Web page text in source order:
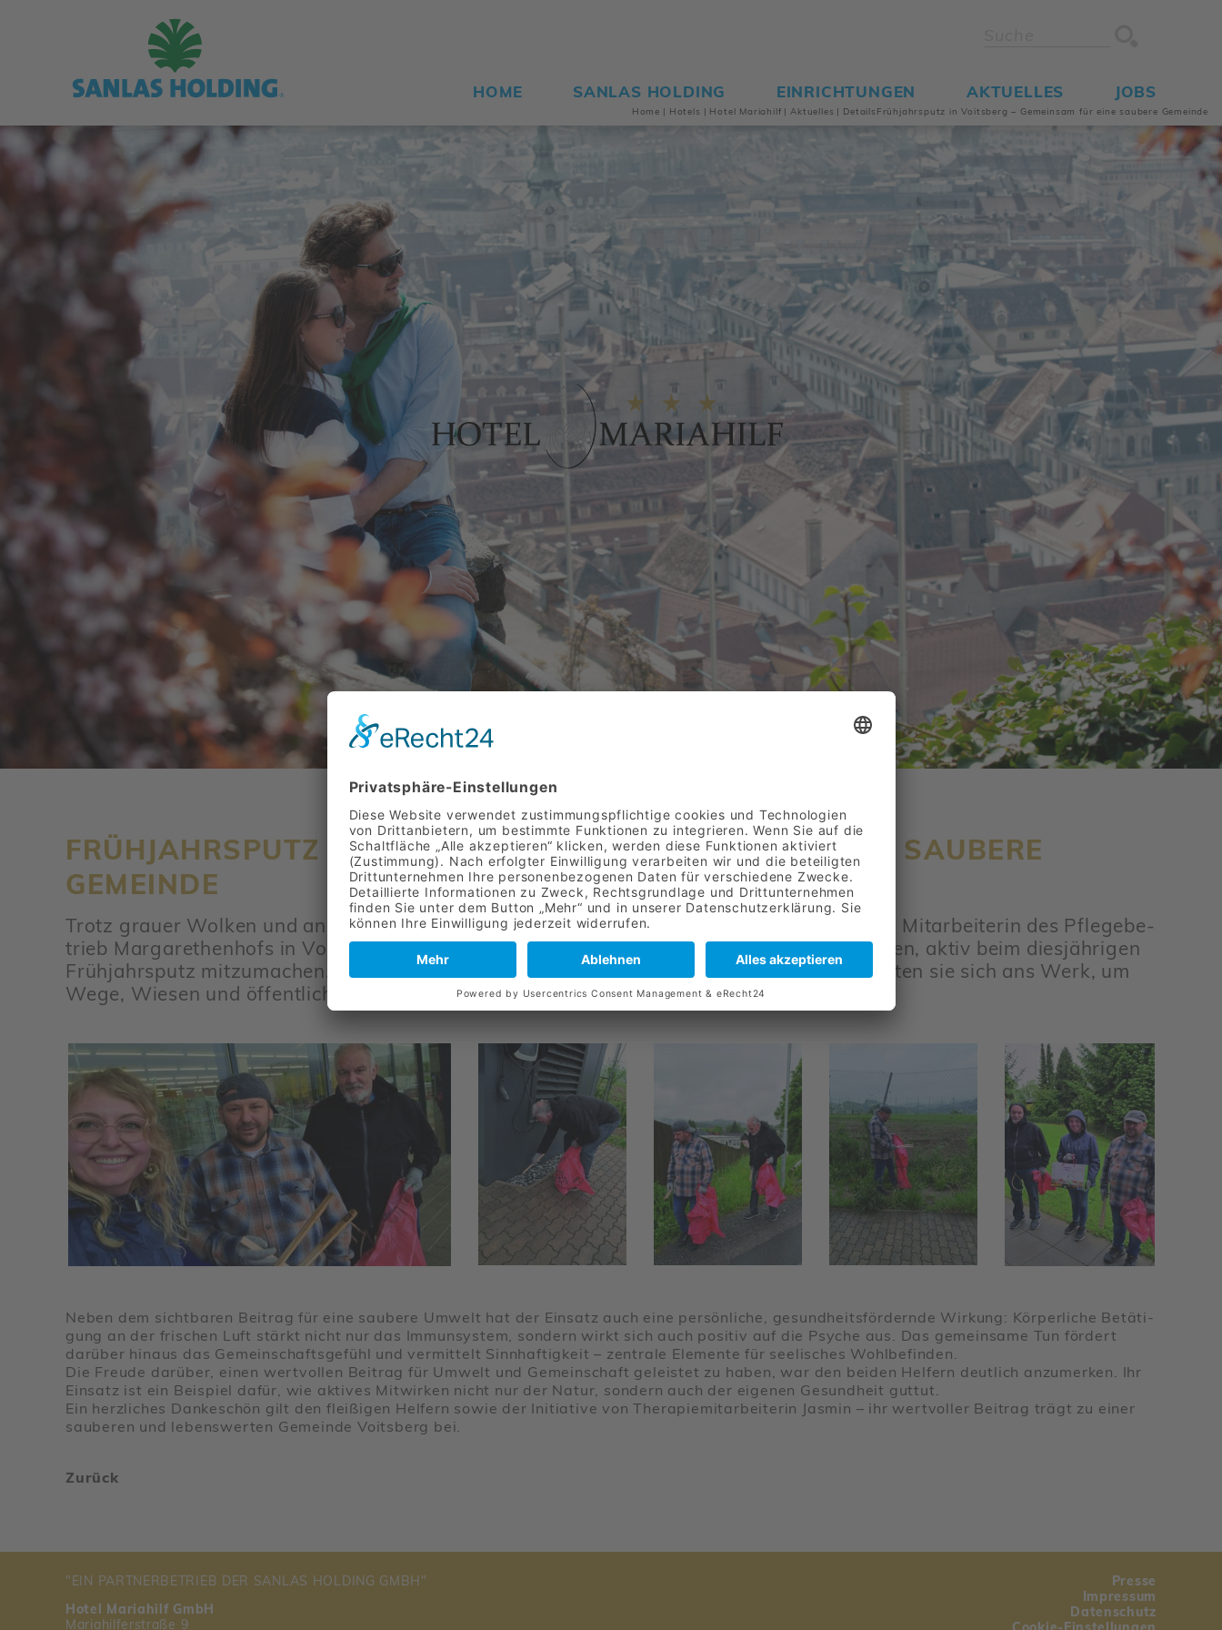
HOME SANLAS HOLDING EINRICH­TUNGEN AKTU­ELLES JOBS
Home | Hotels | Hotel Maria­hilf | Aktu­elles | DetailsFrüh­jahrs­putz in Voits­berg – Gemeinsam für eine saubere Gemeinde
FRÜH­JAHRS­PUTZ IN VOITS­BERG – GEMEINSAM FÜR EINE SAUBERE
GEMEINDE
Trotz grauer Wolken und anhal­tendem Regen ließen sich zwei tapfere Bewohner und eine Mitar­bei­terin des Pfle­ge­be­
trieb Marga­re­then­hofs in Voits­berg (ein Partner der SANLAS Holding) nicht davon abhalten, aktiv beim dies­jäh­rigen
Früh­jahrs­putz mitzu­ma­chen. Mit viel Durch­hal­te­ver­mögen und echtem Enga­ge­ment machten sie sich ans Werk, um
Wege, Wiesen und öffent­liche Plätze von Müll und Unrat zu befreien.
Neben dem sicht­baren Beitrag für eine saubere Umwelt hat der Einsatz auch eine persön­liche, gesund­heits­för­dernde Wirkung: Körper­liche Betä­ti­
gung an der frischen Luft stärkt nicht nur das Immun­system, sondern wirkt sich auch positiv auf die Psyche aus. Das gemein­same Tun fördert
darüber hinaus das Gemein­schafts­ge­fühl und vermit­telt Sinn­haf­tig­keit – zentrale Elemente für seeli­sches Wohl­be­finden.
Die Freude darüber, einen wert­vollen Beitrag für Umwelt und Gemein­schaft geleistet zu haben, war den beiden Helfern deut­lich anzu­merken. Ihr
Einsatz ist ein Beispiel dafür, wie aktives Mitwirken nicht nur der Natur, sondern auch der eigenen Gesund­heit guttut.
Ein herz­li­ches Danke­schön gilt den flei­ßigen Helfern sowie der Initia­tive von Thera­pie­mit­ar­bei­terin Jasmin – ihr wert­voller Beitrag trägt zu einer
sauberen und lebens­werten Gemeinde Voits­berg bei.
Zurück
"EIN PART­NER­BE­TRIEB DER SANLAS HOLDING GMBH"
Hotel Mariahilf GmbH
Maria­hil­fer­straße 9
Presse
Impressum
Daten­schutz